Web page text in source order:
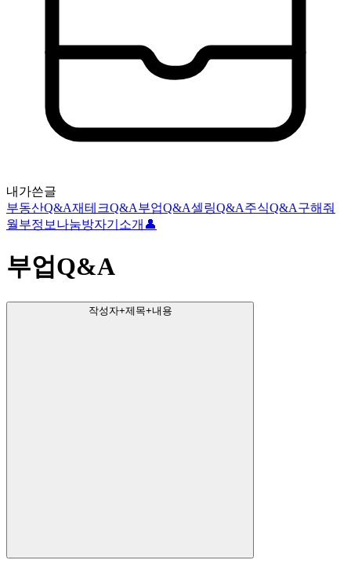
내가쓴글
부동산Q&A재테크Q&A부업Q&A셀링Q&A주식Q&A구해줘
월부정보나눔방자기소개👤
부업Q&A
작성자+제목+내용